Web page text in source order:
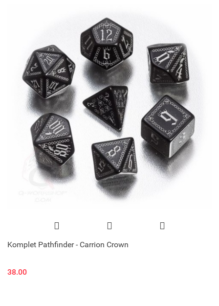
Komplet Pathfinder - Carrion Crown
38.00